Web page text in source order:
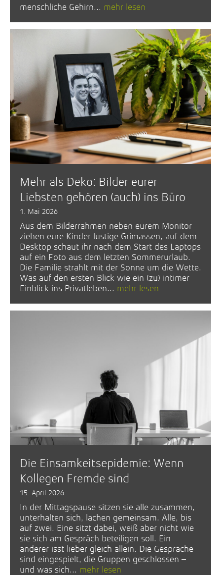
menschliche Gehirn... mehr lesen
Mehr als Deko: Bilder eurer
Liebsten gehören (auch) ins Büro
1. Mai 2026
Aus dem Bilderrahmen neben eurem Monitor
ziehen eure Kinder lustige Grimassen, auf dem
Desktop schaut ihr nach dem Start des Laptops
auf ein Foto aus dem letzten Sommerurlaub.
Die Familie strahlt mit der Sonne um die Wette.
Was auf den ersten Blick wie ein (zu) intimer
Einblick ins Privatleben... mehr lesen
Die Einsamkeitsepidemie: Wenn
Kollegen Fremde sind
15. April 2026
In der Mittagspause sitzen sie alle zusammen,
unterhalten sich, lachen gemeinsam. Alle, bis
auf zwei. Eine sitzt dabei, weiß aber nicht wie
sie sich am Gespräch beteiligen soll. Ein
anderer isst lieber gleich allein. Die Gespräche
sind eingespielt, die Gruppen geschlossen –
und was sich... mehr lesen